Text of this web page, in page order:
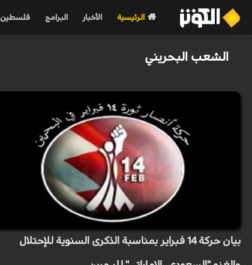
الرئيسية الأخبار البرامج فلسطين
الشعب البحريني
بيان حركة 14 فبراير بمناسبة الذكرى السنوية للإحتلال